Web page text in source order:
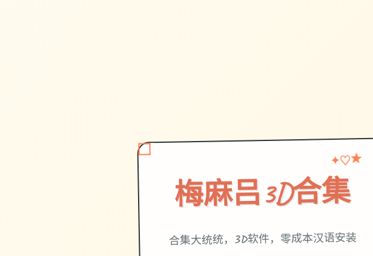
梅麻吕3D合集
✦♡★
合集大统统，3D软件，零成本汉语安装